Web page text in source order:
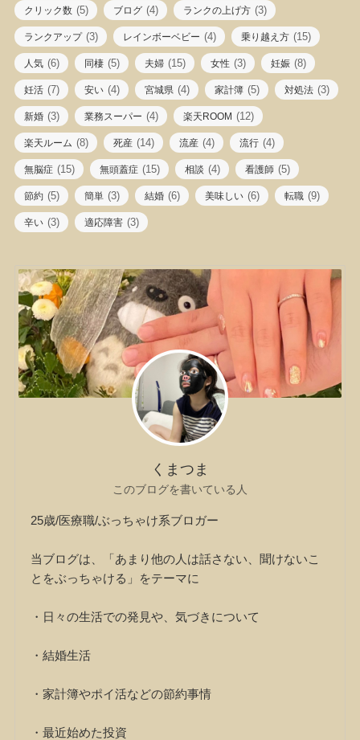
クリック数 (5) ブログ (4) ランクの上げ方 (3)
ランクアップ(3) レインボーベビー (4) 乗り越え方 (15)
人気 (6) 同棲 (5) 夫婦 (15) 女性 (3) 妊娠 (8)
妊活 (7) 安い (4) 宮城県 (4) 家計簿 (5) 対処法 (3)
新婚 (3) 業務スーパー (4) 楽天ROOM (12)
楽天ルーム (8) 死産 (14) 流産 (4) 流行 (4)
無脳症 (15) 無頭蓋症 (15) 相談 (4) 看護師 (5)
節約 (5) 簡単 (3) 結婚 (6) 美味しい (6) 転職 (9)
辛い (3) 適応障害 (3)
くまつま
このブログを書いている人
25歳/医療職/ぶっちゃけ系ブロガー
当ブログは、「あまり他の人は話さない、聞けないこ
とをぶっちゃける」をテーマに
・日々の生活での発見や、気づきについて
・結婚生活
・家計簿やポイ活などの節約事情
・最近始めた投資